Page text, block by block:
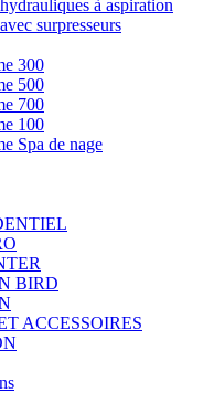
à aspiration
surpresseurs
300
500
700
100
Spa de nage
BIRD
ACCESSOIRES